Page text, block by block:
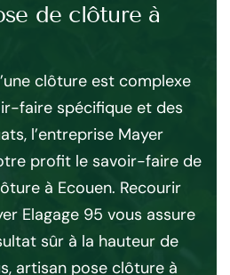
de clôture à
clôture est complexe
faire spécifique et des
l’entreprise Mayer
profit le savoir-faire de
à Ecouen. Recourir
Elagage 95 vous assure
sûr à la hauteur de
artisan pose clôture à